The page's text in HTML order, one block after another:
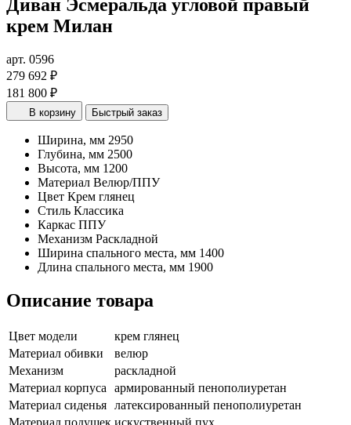
Диван Эсмеральда угловой правый
крем Милан
арт. 0596
279 692 ₽
181 800 ₽
В корзину Быстрый заказ
Ширина, мм 2950
Глубина, мм 2500
Высота, мм 1200
Материал Велюр/ППУ
Цвет Крем глянец
Стиль Классика
Каркас ППУ
Механизм Раскладной
Ширина спального места, мм 1400
Длина спального места, мм 1900
Описание товара
Цвет модели
крем глянец
Материал обивки
велюр
Механизм
раскладной
Материал корпуса
армированный пенополиуретан
Материал сиденья латексированный пенополиуретан
Материал подушек искуственный пух